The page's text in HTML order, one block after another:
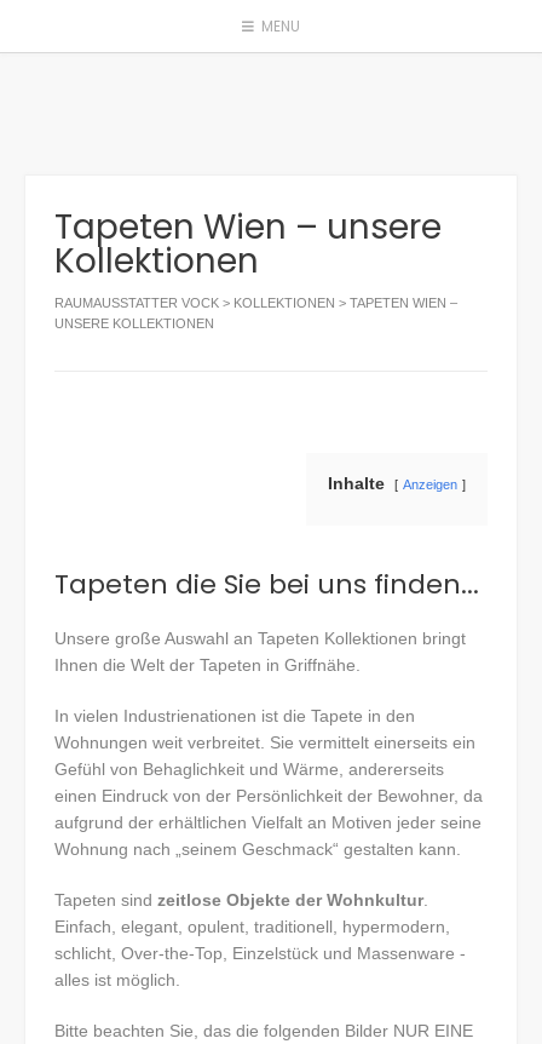
MENU
Tapeten Wien – unsere
Kollektionen
RAUMAUSSTATTER VOCK > KOLLEKTIONEN > TAPETEN WIEN –
UNSERE KOLLEKTIONEN
Inhalte Anzeigen
Tapeten die Sie bei uns finden...
Unsere große Auswahl an Tapeten Kollektionen bringt
Ihnen die Welt der Tapeten in Griffnähe.
In vielen Industrienationen ist die Tapete in den
Wohnungen weit verbreitet. Sie vermittelt einerseits ein
Gefühl von Behaglichkeit und Wärme, andererseits
einen Eindruck von der Persönlichkeit der Bewohner, da
aufgrund der erhältlichen Vielfalt an Motiven jeder seine
Wohnung nach „seinem Geschmack“ gestalten kann.
Tapeten sind zeitlose Objekte der Wohnkultur.
Einfach, elegant, opulent, traditionell, hypermodern,
schlicht, Over-the-Top, Einzelstück und Massenware -
alles ist möglich.
Bitte beachten Sie, das die folgenden Bilder NUR EINE